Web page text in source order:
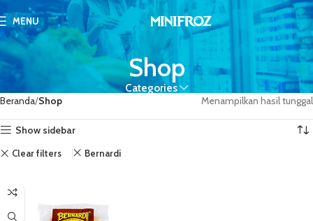
MENU
Shop
Categories
Beranda Shop Menampilkan hasil tunggal
Show sidebar
Clear filters Bernardi